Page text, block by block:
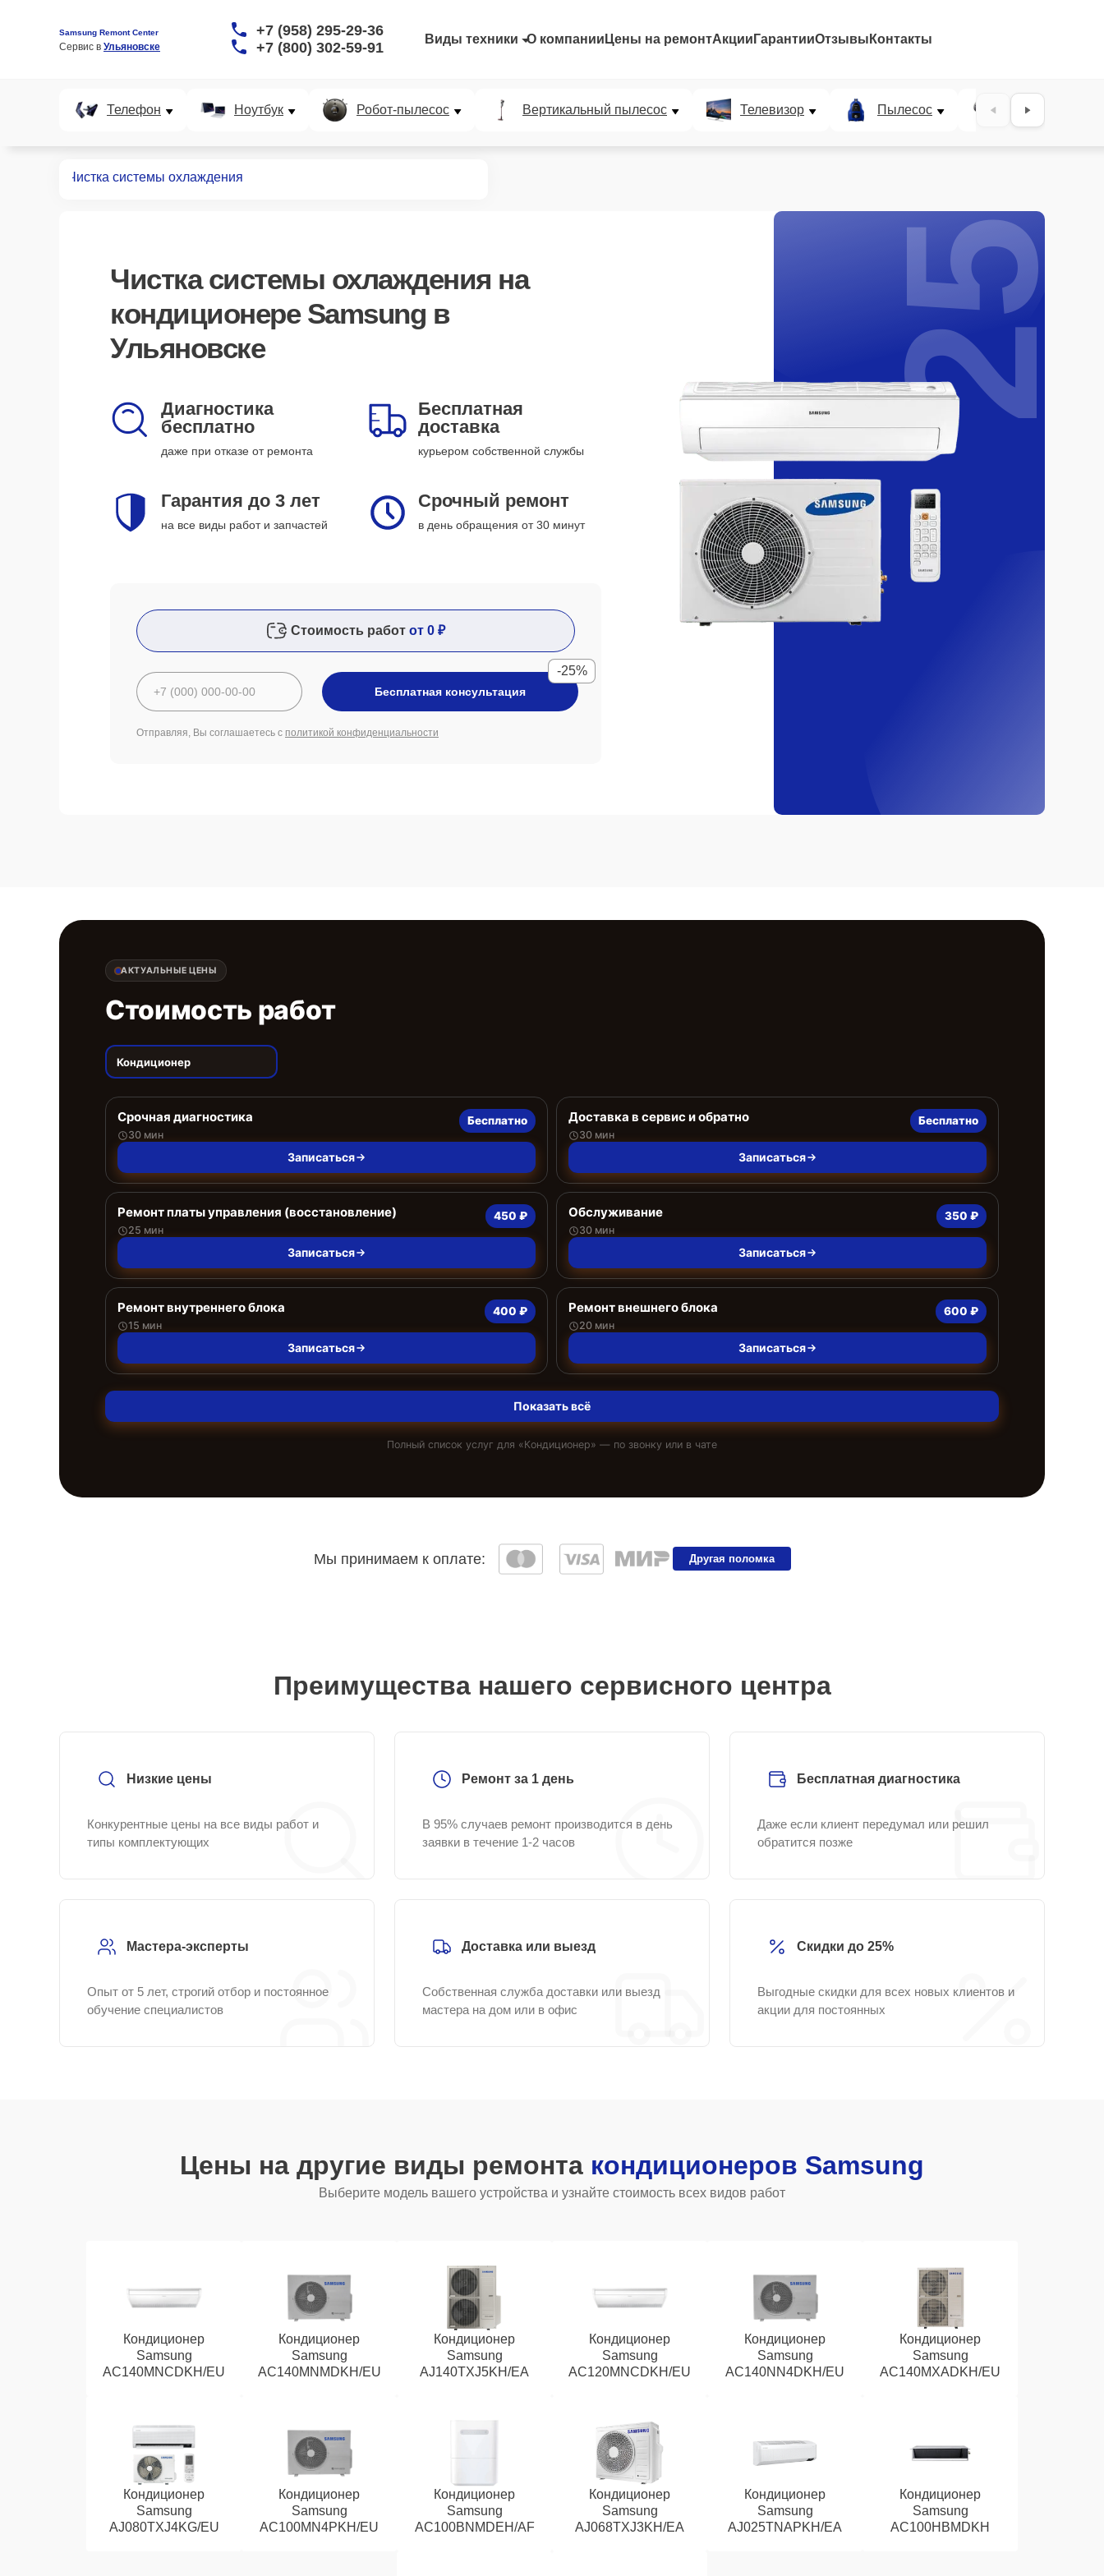
Samsung Remont Center
Сервис в Ульяновске
+7 (958) 295-29-36
+7 (800) 302-59-91
Виды техники О компании Цены на ремонтАкции ГарантииОтзывы Контакты
Телефон Ноутбук Робот-пылесос Вертикальный пылесос Телевизор Пылесос Проектор
Чистка системы охлаждения
Чистка системы охлаждения на
кондиционере Samsung в
Ульяновске
Диагностика
бесплатно
даже при отказе от ремонта
Бесплатная
доставка
курьером собственной службы
Гарантия до 3 лет
на все виды работ и запчастей
Срочный ремонт
в день обращения от 30 минут
Стоимость работ от 0 ₽
Бесплатная консультация
-25%
Отправляя, Вы соглашаетесь с политикой конфиденциальности
25%
АКТУАЛЬНЫЕ ЦЕНЫ
Стоимость работ
Кондиционер
Срочная диагностика
30 мин
Бесплатно
Записаться
Доставка в сервис и обратно
30 мин
Бесплатно
Записаться
Ремонт платы управления (восстановление)
25 мин
450 ₽
Записаться
Обслуживание
30 мин
350 ₽
Записаться
Ремонт внутреннего блока
15 мин
400 ₽
Записаться
Ремонт внешнего блока
20 мин
600 ₽
Записаться
Показать всё
Полный список услуг для «Кондиционер» — по звонку или в чате
Мы принимаем к оплате: Другая поломка
Преимущества нашего сервисного центра
Низкие цены
Конкурентные цены на все виды работ и
типы комплектующих
Ремонт за 1 день
В 95% случаев ремонт производится в день
заявки в течение 1-2 часов
Бесплатная диагностика
Даже если клиент передумал или решил
обратится позже
Мастера-эксперты
Опыт от 5 лет, строгий отбор и постоянное
обучение специалистов
Доставка или выезд
Собственная служба доставки или выезд
мастера на дом или в офис
Скидки до 25%
Выгодные скидки для всех новых клиентов и
акции для постоянных
Цены на другие виды ремонта кондиционеров Samsung
Выберите модель вашего устройства и узнайте стоимость всех видов работ
Кондиционер
Samsung
AC140MNCDKH/EU
Кондиционер
Samsung
AC140MNMDKH/EU
Кондиционер
Samsung
AJ140TXJ5KH/EA
Кондиционер
Samsung
AC120MNCDKH/EU
Кондиционер
Samsung
AC140NN4DKH/EU
Кондиционер
Samsung
AC140MXADKH/EU
Кондиционер
Samsung
AJ080TXJ4KG/EU
Кондиционер
Samsung
AC100MN4PKH/EU
Кондиционер
Samsung
AC100BNMDEH/AF
Кондиционер
Samsung
AJ068TXJ3KH/EA
Кондиционер
Samsung
AJ025TNAPKH/EA
Кондиционер
Samsung
AC100HBMDKH